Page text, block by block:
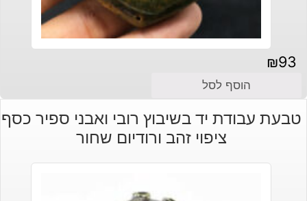
₪93
הוסף לסל
טבעת עבודת יד בשיבוץ רובי ואבני ספיר כסף
ציפוי זהב ורודיום שחור